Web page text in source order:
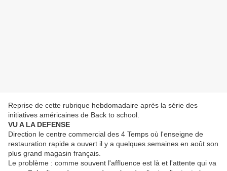
Reprise de cette rubrique hebdomadaire après la série des
initiatives américaines de Back to school.
VU A LA DEFENSE
Direction le centre commercial des 4 Temps où l'enseigne de
restauration rapide a ouvert il y a quelques semaines en août son
plus grand magasin français.
Le problème : comme souvent l'affluence est là et l'attente qui va